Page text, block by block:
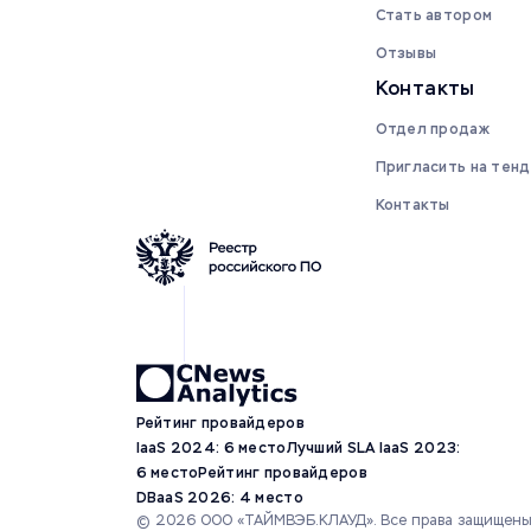
Стать автором
Отзывы
Контакты
Отдел продаж
Пригласить на
Контакты
Рейтинг провайдеров
IaaS 2024: 6 местоЛучший SLA IaaS 2023:
6 местоРейтинг провайдеров
DBaaS 2026: 4 место
© 2026 ООО «ТАЙМВЭБ.КЛАУД». Все права